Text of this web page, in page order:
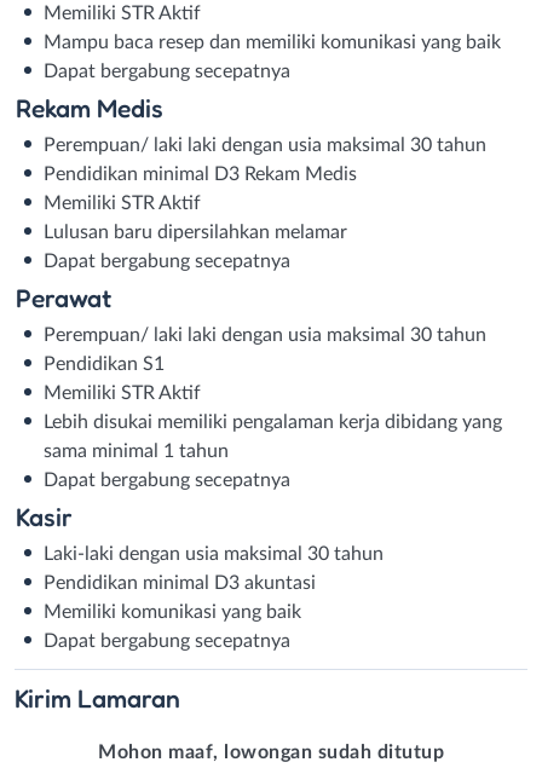
Memiliki STR Aktif
Mampu baca resep dan memiliki komunikasi yang baik
Dapat bergabung secepatnya
Rekam Medis
Perempuan/ laki laki dengan usia maksimal 30 tahun
Pendidikan minimal D3 Rekam Medis
Memiliki STR Aktif
Lulusan baru dipersilahkan melamar
Dapat bergabung secepatnya
Perawat
Perempuan/ laki laki dengan usia maksimal 30 tahun
Pendidikan S1
Memiliki STR Aktif
Lebih disukai memiliki pengalaman kerja dibidang yang
sama minimal 1 tahun
Dapat bergabung secepatnya
Kasir
Laki-laki dengan usia maksimal 30 tahun
Pendidikan minimal D3 akuntasi
Memiliki komunikasi yang baik
Dapat bergabung secepatnya
Kirim Lamaran
Mohon maaf, lowongan sudah ditutup